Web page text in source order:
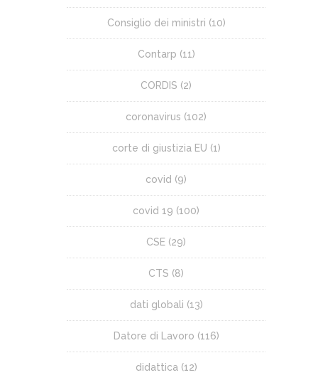
Consiglio dei ministri (10)
Contarp (11)
CORDIS (2)
coronavirus (102)
corte di giustizia EU (1)
covid (9)
covid 19 (100)
CSE (29)
CTS (8)
dati globali (13)
Datore di Lavoro (116)
didattica (12)